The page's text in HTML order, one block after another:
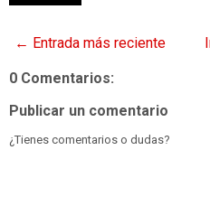
← Entrada más reciente
0 Comentarios:
Publicar un comentario
¿Tienes comentarios o dudas?